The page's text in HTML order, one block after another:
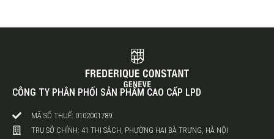
CÔNG TY PHÂN PHỐI SẢN PHẨM CAO CẤP LPD
MÃ SỐ THUẾ: 0102001789
TRỤ SỞ CHÍNH: 41 THI SÁCH, PHƯỜNG HAI BÀ TRƯNG, HÀ NỘI